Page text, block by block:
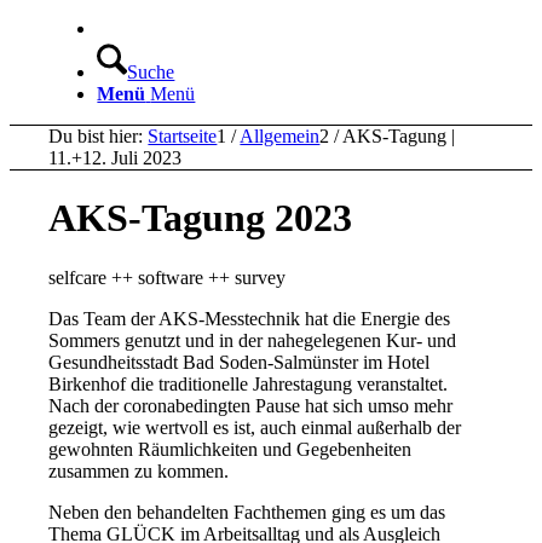
Suche
Menü Menü
Du bist hier: Startseite1 / Allgemein2 / AKS-Tagung |
11.+12. Juli 2023
AKS-Tagung 2023
selfcare ++ software ++ survey
Das Team der AKS-Messtechnik hat die Energie des
Sommers genutzt und in der nahegelegenen Kur- und
Gesundheitsstadt Bad Soden-Salmünster im Hotel
Birkenhof die traditionelle Jahrestagung veranstaltet.
Nach der coronabedingten Pause hat sich umso mehr
gezeigt, wie wertvoll es ist, auch einmal außerhalb der
gewohnten Räumlichkeiten und Gegebenheiten
zusammen zu kommen.
Neben den behandelten Fachthemen ging es um das
Thema GLÜCK im Arbeitsalltag und als Ausgleich